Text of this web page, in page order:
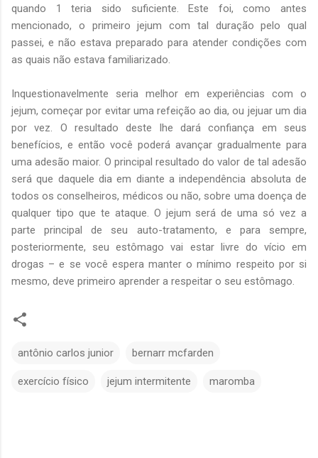
quando 1 teria sido suficiente. Este foi, como antes
mencionado, o primeiro jejum com tal duração pelo qual
passei, e não estava preparado para atender condições com
as quais não estava familiarizado.
Inquestionavelmente seria melhor em experiências com o
jejum, começar por evitar uma refeição ao dia, ou jejuar um dia
por vez. O resultado deste lhe dará confiança em seus
benefícios, e então você poderá avançar gradualmente para
uma adesão maior. O principal resultado do valor de tal adesão
será que daquele dia em diante a independência absoluta de
todos os conselheiros, médicos ou não, sobre uma doença de
qualquer tipo que te ataque. O jejum será de uma só vez a
parte principal de seu auto-tratamento, e para sempre,
posteriormente, seu estômago vai estar livre do vício em
drogas – e se você espera manter o mínimo respeito por si
mesmo, deve primeiro aprender a respeitar o seu estômago.
antônio carlos junior bernarr mcfarden
exercício físico jejum intermitente maromba